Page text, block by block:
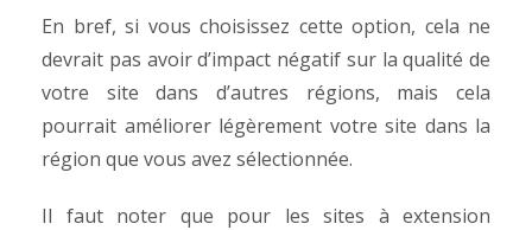
En bref, si vous choisissez cette option, cela ne
devrait pas avoir d’impact négatif sur la qualité de
votre site dans d’autres régions, mais cela
pourrait améliorer légèrement votre site dans la
région que vous avez sélectionnée.
Il faut noter que pour les sites à extension